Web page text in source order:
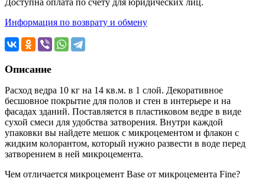
Информация по возврату и обмену
Описание
Расход ведра 10 кг на 14 кв.м. в 1 слой. Декоративное
бесшовное покрытие для полов и стен в интерьере и на
фасадах зданий. Поставляется в пластиковом ведре в виде
сухой смеси для удобства затворения. Внутри каждой
упаковки вы найдете мешок с микроцементом и флакон с
жидким колорантом, который нужно развести в воде перед
затворением в ней микроцемента.
Чем отличается микроцемент Base от микроцемента Fine?